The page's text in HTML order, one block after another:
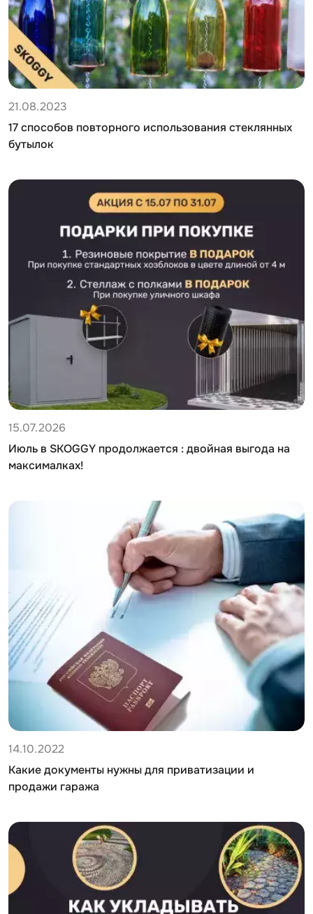
21.08.2023
17 способов повторного использования стеклянных
бутылок
15.07.2026
Июль в SKOGGY продолжается : двойная выгода на
максималках!
14.10.2022
Какие документы нужны для приватизации и
продажи гаража